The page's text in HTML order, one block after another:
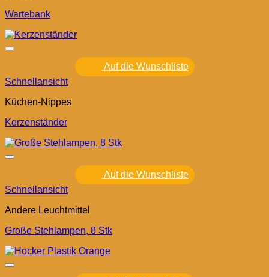
Wartebank
Auf die Wunschliste
Schnellansicht
Küchen-Nippes
Kerzenständer
Auf die Wunschliste
Schnellansicht
Andere Leuchtmittel
Große Stehlampen, 8 Stk